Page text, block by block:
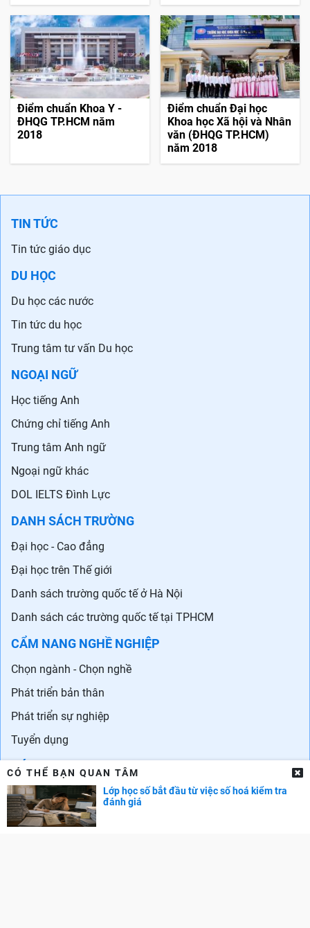
Điểm chuẩn Khoa Y -
ĐHQG TP.HCM năm
2018
Điểm chuẩn Đại học
Khoa học Xã hội và Nhân
văn (ĐHQG TP.HCM)
năm 2018
TIN TỨC
Tin tức giáo dục
DU HỌC
Du học các nước
Tin tức du học
Trung tâm tư vấn Du học
NGOẠI NGỮ
Học tiếng Anh
Chứng chỉ tiếng Anh
Trung tâm Anh ngữ
Ngoại ngữ khác
DOL IELTS Đình Lực
DANH SÁCH TRƯỜNG
Đại học - Cao đẳng
Đại học trên Thế giới
Danh sách trường quốc tế ở Hà Nội
Danh sách các trường quốc tế tại TPHCM
CẨM NANG NGHỀ NGHIỆP
Chọn ngành - Chọn nghề
Phát triển bản thân
Phát triển sự nghiệp
Tuyển dụng
GÓC PHỤ HUYNH
Cẩm nang dạy trẻ
TRA CỨU ĐIỂM
CÓ THỂ BẠN QUAN TÂM
Lớp học số bắt đầu từ việc số hoá kiểm tra
đánh giá